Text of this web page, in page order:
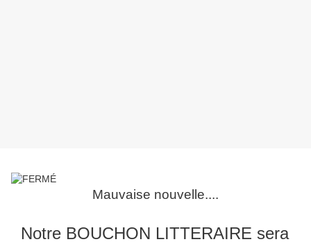
Mauvaise nouvelle....
Notre BOUCHON LITTERAIRE sera